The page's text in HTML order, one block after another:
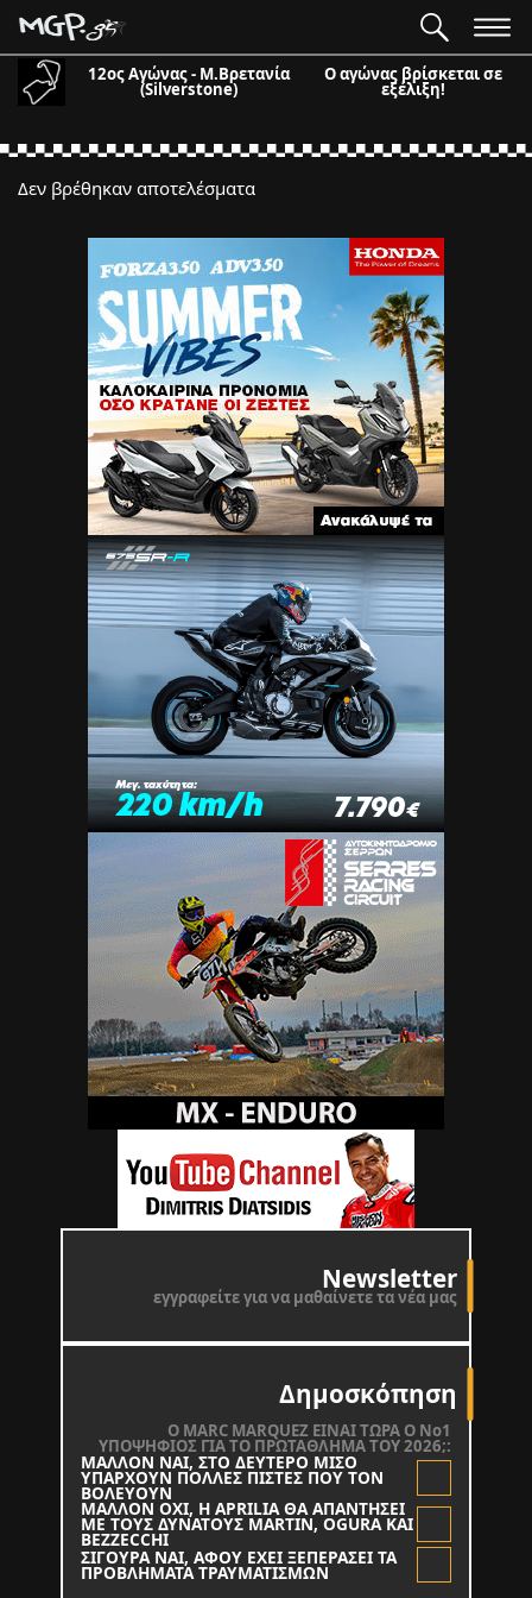
12ος Αγώνας - Μ.Βρετανία
(Silverstone)
Ο αγώνας βρίσκεται σε
εξέλιξη!
Newsletter
εγγραφείτε για να μαθαίνετε τα νέα μας
Δημοσκόπηση
O MARC MARQUEZ ΕΙΝΑΙ ΤΩΡΑ Ο Νο1
ΥΠΟΨΗΦΙΟΣ ΓΙΑ ΤΟ ΠΡΩΤΑΘΛΗΜΑ ΤΟΥ 2026;:
ΜΑΛΛΟΝ ΝΑΙ, ΣΤΟ ΔΕΥΤΕΡΟ ΜΙΣΟ
ΥΠΑΡΧΟΥΝ ΠΟΛΛΕΣ ΠΙΣΤΕΣ ΠΟΥ ΤΟΝ
ΒΟΛΕΥΟΥΝ
ΜΑΛΛΟΝ ΟΧΙ, Η APRILIA ΘΑ ΑΠΑΝΤΗΣΕΙ
ΜΕ ΤΟΥΣ ΔΥΝΑΤΟΥΣ MARTIN, OGURA KAI
BEZZECCHI
ΣΙΓΟΥΡΑ ΝΑΙ, ΑΦΟΥ ΕΧΕΙ ΞΕΠΕΡΑΣΕΙ ΤΑ
ΠΡΟΒΛΗΜΑΤΑ ΤΡΑΥΜΑΤΙΣΜΩΝ
Δεν βρέθηκαν αποτελέσματα